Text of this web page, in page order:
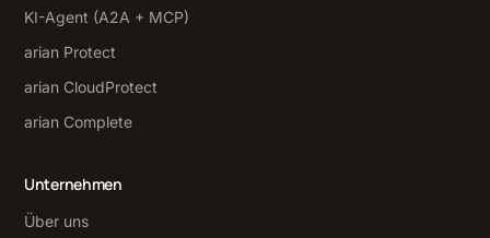
KI-Agent (A2A + MCP)
arian Protect
arian CloudProtect
arian Complete
Unternehmen
Über uns